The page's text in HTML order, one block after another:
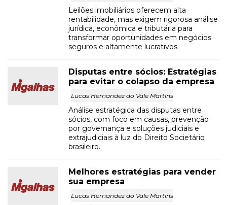
Leilões imobiliários oferecem alta
rentabilidade, mas exigem rigorosa análise
jurídica, econômica e tributária para
transformar oportunidades em negócios
seguros e altamente lucrativos.
Disputas entre sócios: Estratégias
para evitar o colapso da empresa
Lucas Hernandez do Vale Martins
Análise estratégica das disputas entre
sócios, com foco em causas, prevenção
por governança e soluções judiciais e
extrajudiciais à luz do Direito Societário
brasileiro.
Melhores estratégias para vender
sua empresa
Lucas Hernandez do Vale Martins